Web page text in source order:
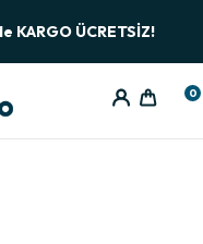
KARGO ÜCRETSİZ!
0